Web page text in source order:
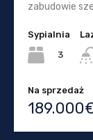
zabudowie
Sypialnia
3
Na sprzedaż